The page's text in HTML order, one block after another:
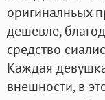
оригиналньых
дешевле,
средство
Каждая
внешности, в